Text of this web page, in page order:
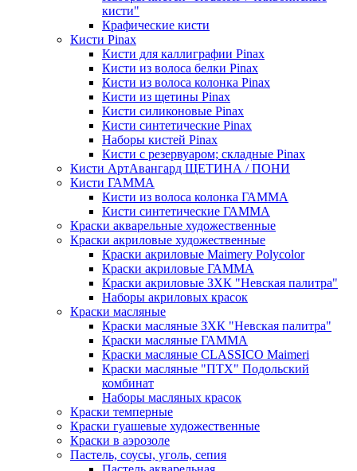
кисти"
Крафические кисти
Кисти Pinax
Кисти для каллиграфии Pinax
Кисти из волоса белки Pinax
Кисти из волоса колонка Pinax
Кисти из щетины Pinax
Кисти силиконовые Pinax
Кисти синтетические Pinax
Наборы кистей Pinax
Кисти с резервуаром; складные Pinax
Кисти АртАвангард ЩЕТИНА / ПОНИ
Кисти ГАММА
Кисти из волоса колонка ГАММА
Кисти синтетические ГАММА
Краски акварельные художественные
Краски акриловые художественные
Краски акриловые Maimery Polycolor
Краски акриловые ГАММА
Краски акриловые ЗХК "Невская палитра"
Наборы акриловых красок
Краски масляные
Краски масляные ЗХК "Невская палитра"
Краски масляные ГАММА
Краски масляные CLASSICO Maimeri
Краски масляные "ПТХ" Подольский
комбинат
Наборы масляных красок
Краски темперные
Краски гуашевые художественные
Краски в аэрозоле
Пастель, соусы, уголь, сепия